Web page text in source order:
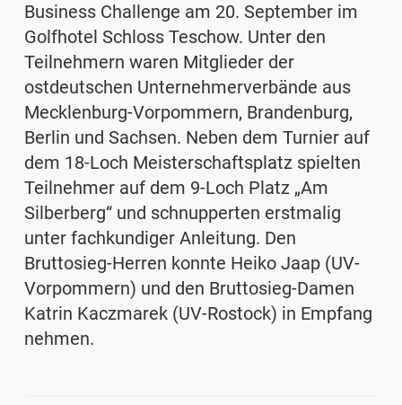
Business Challenge am 20. September im
Golfhotel Schloss Teschow. Unter den
Teilnehmern waren Mitglieder der
ostdeutschen Unternehmerverbände aus
Mecklenburg-Vorpommern, Brandenburg,
Berlin und Sachsen. Neben dem Turnier auf
dem 18-Loch Meisterschaftsplatz spielten
Teilnehmer auf dem 9-Loch Platz „Am
Silberberg“ und schnupperten erstmalig
unter fachkundiger Anleitung. Den
Bruttosieg-Herren konnte Heiko Jaap (UV-
Vorpommern) und den Bruttosieg-Damen
Katrin Kaczmarek (UV-Rostock) in Empfang
nehmen.